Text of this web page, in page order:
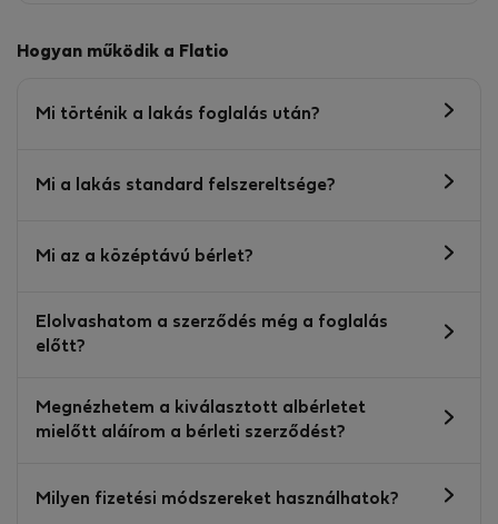
Hogyan működik a Flatio
Mi történik a lakás foglalás után?
Mi a lakás standard felszereltsége?
Mi az a középtávú bérlet?
Elolvashatom a szerződés még a foglalás
előtt?
Megnézhetem a kiválasztott albérletet
mielőtt aláírom a bérleti szerződést?
Milyen fizetési módszereket használhatok?